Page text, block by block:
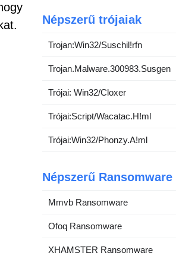
Népszerű trójaiak
Trojan:Win32/Suschil!rfn
Trojan.Malware.300983.Susgen
Trójai: Win32/Cloxer
Trójai:Script/Wacatac.H!ml
Trójai:Win32/Phonzy.A!ml
Népszerű Ransomware
Mmvb Ransomware
Ofoq Ransomware
XHAMSTER Ransomware